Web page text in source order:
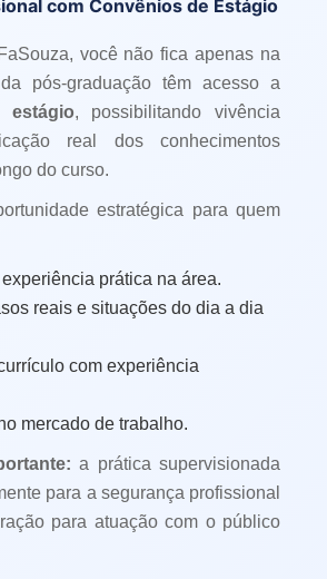
com Convênios de Estágio
você não fica apenas na
pós-graduação têm acesso a
estágio, possibilitando vivência
real dos conhecimentos
do curso.
estratégica para quem
prática na área.
reais e situações do dia a dia
com experiência
mercado de trabalho.
a prática supervisionada
para a segurança profissional
para atuação com o público